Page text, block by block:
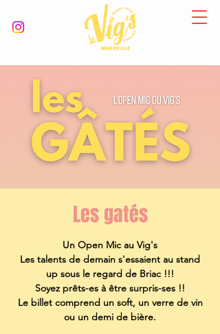
Les gatés
Un Open Mic au Vig's
Les talents de demain s'essaient au stand
up sous le regard de Briac !!!
Soyez prêts-es à être surpris-ses !!
Le billet comprend un soft, un verre de vin
ou un demi de bière.